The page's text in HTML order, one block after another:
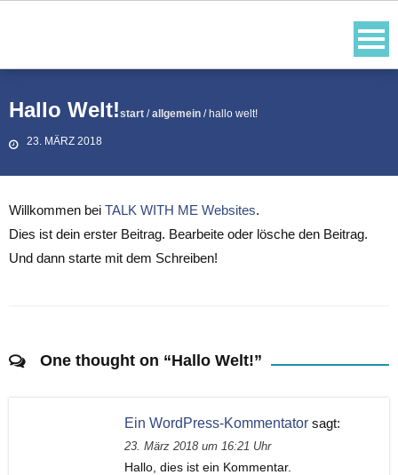
Hallo Welt!
23. MÄRZ 2018
start /allgemein / hallo welt!
Willkommen bei TALK WITH ME Websites.
Dies ist dein erster Beitrag. Bearbeite oder lösche den Beitrag.
Und dann starte mit dem Schreiben!
One thought on “Hallo Welt!”
Ein WordPress-Kommentator sagt:
23. März 2018 um 16:21 Uhr
Hallo, dies ist ein Kommentar.